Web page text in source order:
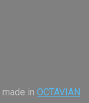
made in OCTAVIAN